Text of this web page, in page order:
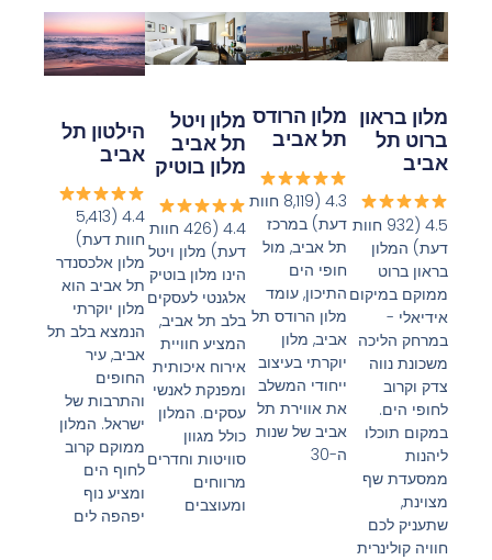
מלון בראון
ברוט תל
אביב
4.5 (932 חוות
דעת) המלון
בראון ברוט
ממוקם במיקום
אידיאלי -
במרחק הליכה
משכונת נווה
צדק וקרוב
לחופי הים.
במקום תוכלו
ליהנות
ממסעדת שף
מצוינת,
שתעניק לכם
חוויה קולינרית
מלון הרודס
תל אביב
4.3 (8,119 חוות
דעת) במרכז
תל אביב, מול
חופי הים
התיכון, עומד
מלון הרודס תל
אביב, מלון
יוקרתי בעיצוב
ייחודי המשלב
את אווירת תל
אביב של שנות
ה-30
מלון ויטל
תל אביב
מלון בוטיק
4.4 (426 חוות
דעת) מלון ויטל
הינו מלון בוטיק
אלגנטי לעסקים
בלב תל אביב,
המציע חוויית
אירוח איכותית
ומפנקת לאנשי
עסקים. המלון
כולל מגוון
סוויטות וחדרים
מרווחים
ומעוצבים
הילטון תל
אביב
4.4 (5,413
חוות דעת)
מלון אלכסנדר
תל אביב הוא
מלון יוקרתי
הנמצא בלב תל
אביב, עיר
החופים
והתרבות של
ישראל. המלון
ממוקם קרוב
לחוף הים
ומציע נוף
יפהפה לים